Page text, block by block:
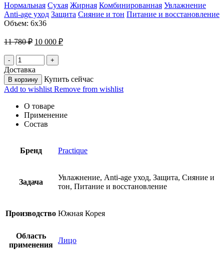
Нормальная Сухая Жирная Комбинированная Увлажнение
Anti-age уход Защита Сияние и тон Питание и восстановление
Объем: 6х36
11 780₽ Первоначальная
составляла
11
780 ₽.
10 000 ₽Текущая
Доставка
В корзину
Купить сейчас
Add to wishlist Remove from wishlist
О товаре
Применение
Состав
Бренд Practique
Задача
Увлажнение, Anti-age уход, Защита, Сияние и
тон, Питание и восстановление
Производство Южная Корея
Область
применения
Лицо